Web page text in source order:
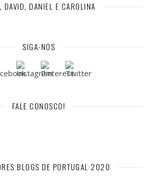
DAVID, DANIEL E CAROLINA
SIGA-NOS
FALE CONOSCO!
BLOGS DE PORTUGAL 2020